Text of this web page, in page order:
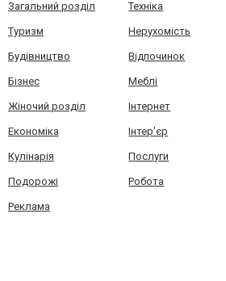
Загальний розділ Техніка
Туризм Нерухомість
Будівництво Відпочинок
Бізнес Меблі
Жіночий розділ Інтернет
Економіка Інтер'єр
Кулінарія Послуги
Подорожі Робота
Реклама